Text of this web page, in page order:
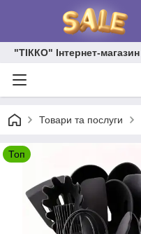
"ТІККО" Інтернет-магазин
Товари та послуги
Топ